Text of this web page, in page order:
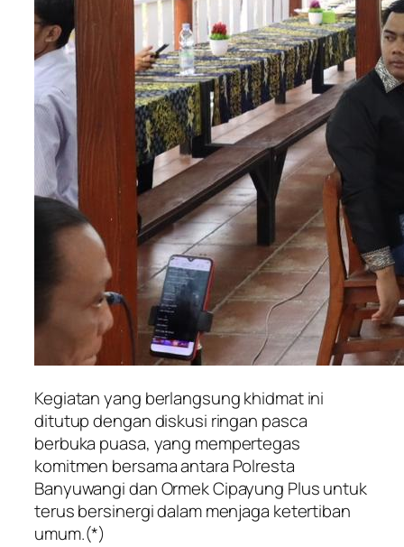
Kegiatan yang berlangsung khidmat ini
ditutup dengan diskusi ringan pasca
berbuka puasa, yang mempertegas
komitmen bersama antara Polresta
Banyuwangi dan Ormek Cipayung Plus untuk
terus bersinergi dalam menjaga ketertiban
umum.(*)